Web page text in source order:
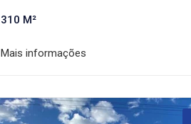
310 M²
Mais informações